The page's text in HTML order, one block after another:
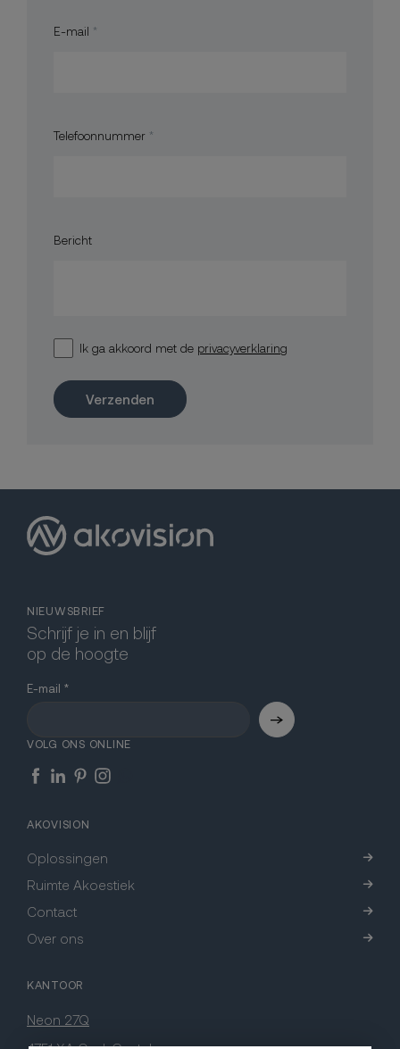
E-mail
Telefoonnummer
Bericht
Ik ga akkoord met de privacyverklaring
Verzenden
NIEUWSBRIEF
Schrijf je in en blijf
op de hoogte
E-mail
VOLG ONS ONLINE
AKOVISION
Oplossingen
Ruimte Akoestiek
Contact
Over ons
KANTOOR
Neon 27Q